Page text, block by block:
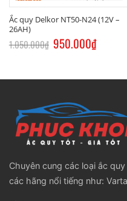
Ắc quy Delkor NT50-N24 (12V –
26AH)
1.050.000₫ Giá
gốc
950.000₫Giá
Chuyên cung các loại ắc
các hãng nổi tiếng như: